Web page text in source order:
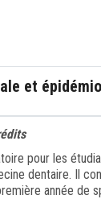
et
pour les
dentaire. Il
année de